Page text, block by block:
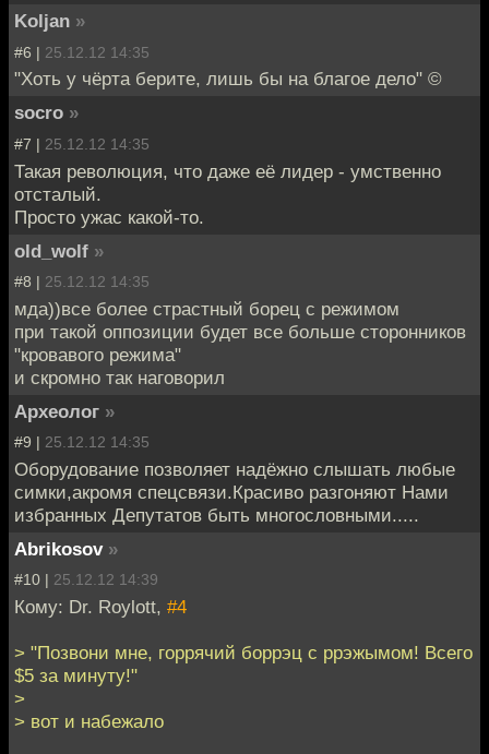
Koljan »
#6 | 25.12.12 14:35
"Хоть у чёрта берите, лишь бы на благое дело" ©
socro »
#7 | 25.12.12 14:35
Такая революция, что даже её лидер - умственно
отсталый.
Просто ужас какой-то.
old_wolf »
#8 | 25.12.12 14:35
мда))все более страстный борец с режимом
при такой оппозиции будет все больше сторонников
"кровавого режима"
и скромно так наговорил
Археолог »
#9 | 25.12.12 14:35
Оборудование позволяет надёжно слышать любые
симки,акромя спецсвязи.Красиво разгоняют Нами
избранных Депутатов быть многословными.....
Abrikosov »
#10 | 25.12.12 14:39
Кому: Dr. Roylott, #4
> "Позвони мне, горрячий боррэц с ррэжымом! Всего
$5 за минуту!"
>
> вот и набежало